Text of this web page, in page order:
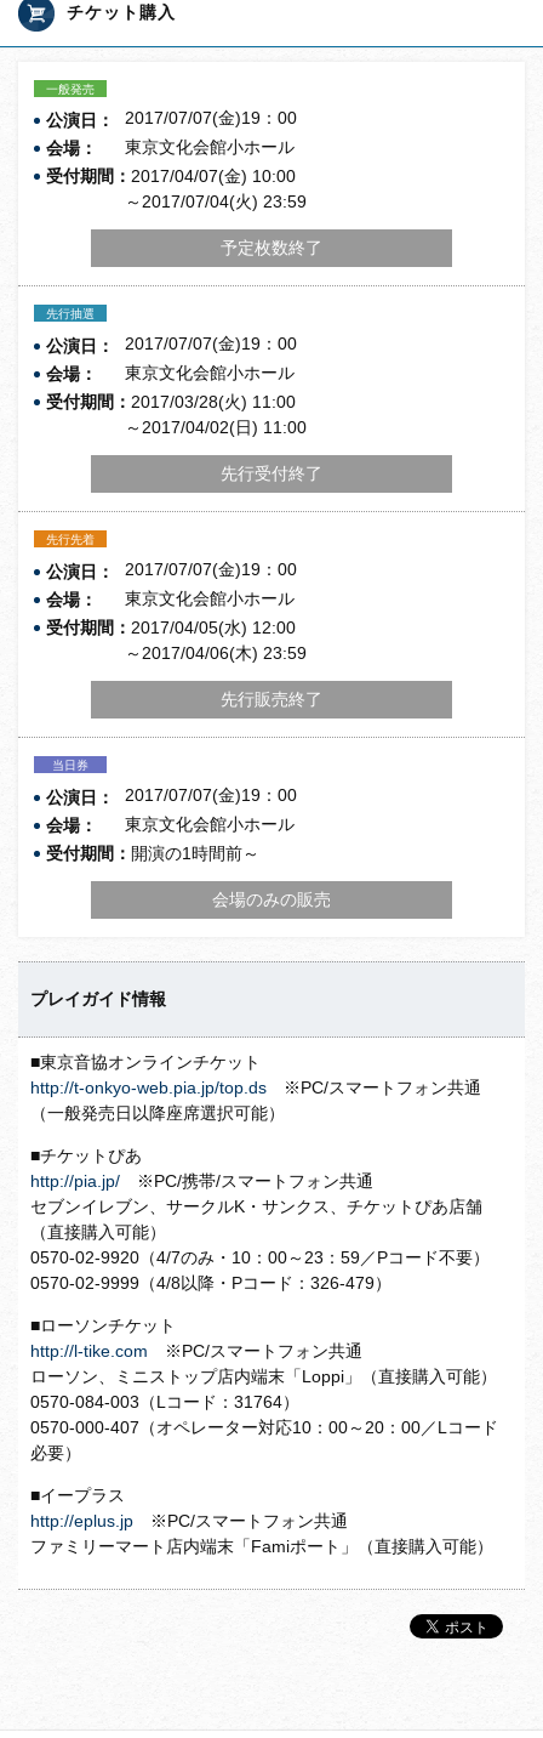
チケット購入
一般発売
公演日：
2017/07/07(金)19：00
会場：
東京文化会館小ホール
受付期間： 2017/04/07(金) 10:00
～2017/07/04(火) 23:59
予定枚数終了
先行抽選
公演日：
2017/07/07(金)19：00
会場：
東京文化会館小ホール
受付期間： 2017/03/28(火) 11:00
～2017/04/02(日) 11:00
先行受付終了
先行先着
公演日：
2017/07/07(金)19：00
会場：
東京文化会館小ホール
受付期間： 2017/04/05(水) 12:00
～2017/04/06(木) 23:59
先行販売終了
当日券
公演日：
2017/07/07(金)19：00
会場：
東京文化会館小ホール
受付期間： 開演の1時間前～
会場のみの販売
プレイガイド情報
■東京音協オンラインチケット
http://t-onkyo-web.pia.jp/top.ds ※PC/スマートフォン共通
（一般発売日以降座席選択可能）
■チケットぴあ
http://pia.jp/ ※PC/携帯/スマートフォン共通
セブンイレブン、サークルK・サンクス、チケットぴあ店舗
（直接購入可能）
0570-02-9920（4/7のみ・10：00～23：59／Pコード不要）
0570-02-9999（4/8以降・Pコード：326-479）
■ローソンチケット
http://l-tike.com ※PC/スマートフォン共通
ローソン、ミニストップ店内端末「Loppi」（直接購入可能）
0570-084-003（Lコード：31764）
0570-000-407（オペレーター対応10：00～20：00／Lコード
必要）
■イープラス
http://eplus.jp ※PC/スマートフォン共通
ファミリーマート店内端末「Famiポート」（直接購入可能）